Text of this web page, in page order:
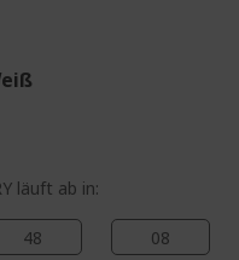
läuft ab in:
48 07